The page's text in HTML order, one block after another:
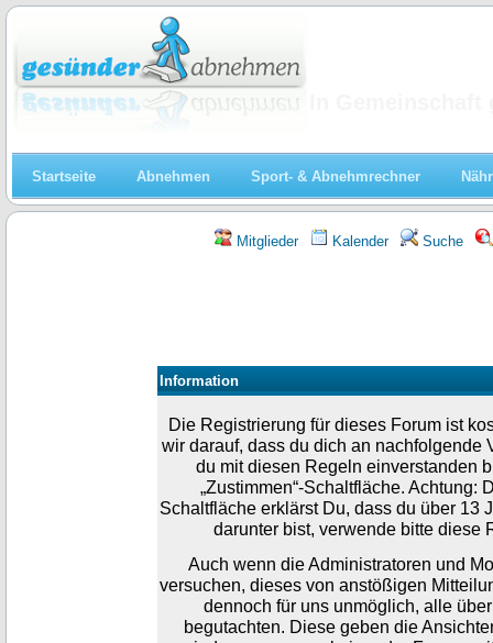
Startseite Abnehmen Sport- & Abnehmrechner
Mitglieder Kalender Suche
Information
Die Registrierung für dieses Forum ist
wir darauf, dass du dich an nachfolgende
du mit diesen Regeln einverstanden
„Zustimmen“-Schaltfläche. Achtung:
Schaltfläche erklärst Du, dass du über 13
darunter bist, verwende bitte diese
Auch wenn die Administratoren und
versuchen, dieses von anstößigen
dennoch für uns unmöglich, alle
begutachten. Diese geben die